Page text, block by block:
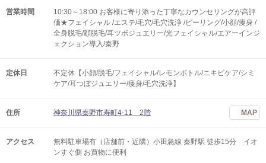
営業時間
10:30～18:00 お客様に寄り添った丁寧なカウンセリングが高評
価★フェイシャル /エステ/毛穴/毛穴洗浄 /ピーリング/小顔/痩身 /
全身脱毛/顔脱毛/耳ツボジュエリー/光フェイシャル/エアーインジ
ェクション導入/秦野
定休日
不定休【小顔/脱毛/フェイシャル/レモンボトル/ニキビケア/シミ
ケア/耳つぼジュエリー/痩身/毛穴洗浄】
住所 神奈川県秦野市寿町4-11 2階 MAP
アクセス
無料駐車場有（店舗前・近隣）小田急線 秦野駅 徒歩15分 イオ
ンすぐ側 お買物に便利